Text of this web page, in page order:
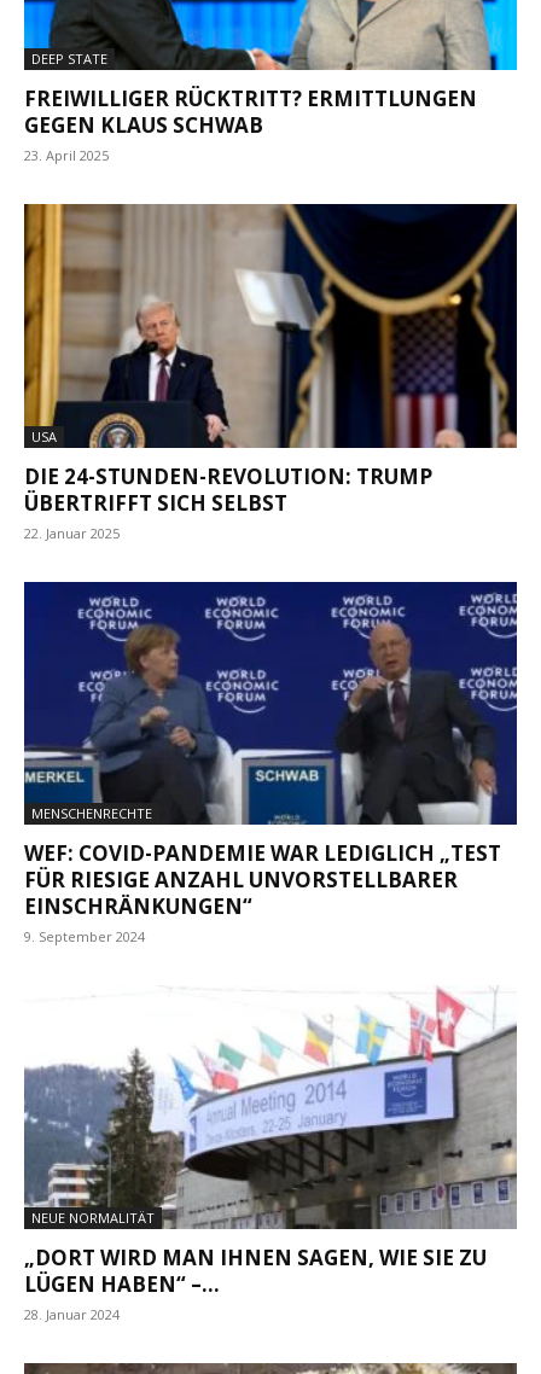
DEEP STATE
FREIWILLIGER RÜCKTRITT? ERMITTLUNGEN
GEGEN KLAUS SCHWAB
23. April 2025
USA
DIE 24-STUNDEN-REVOLUTION: TRUMP
ÜBERTRIFFT SICH SELBST
22. Januar 2025
MENSCHENRECHTE
WEF: COVID-PANDEMIE WAR LEDIGLICH „TEST
FÜR RIESIGE ANZAHL UNVORSTELLBARER
EINSCHRÄNKUNGEN“
9. September 2024
NEUE NORMALITÄT
„DORT WIRD MAN IHNEN SAGEN, WIE SIE ZU
LÜGEN HABEN“ –...
28. Januar 2024